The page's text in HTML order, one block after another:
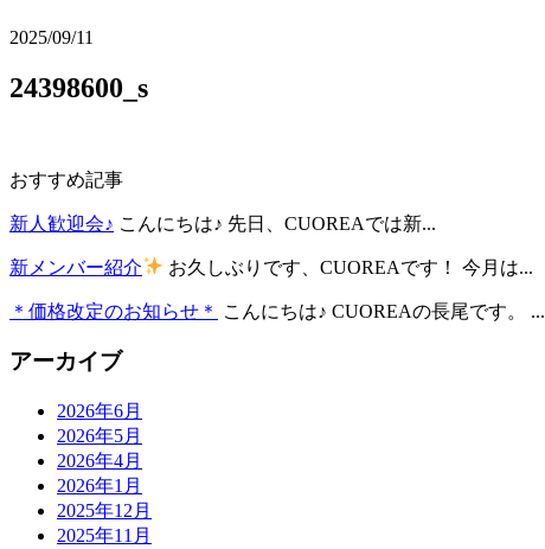
2025/09/11
24398600_s
おすすめ記事
新人歓迎会♪ こんにちは♪ 先日、CUOREAでは新...
新メンバー紹介 お久しぶりです、CUOREAです！ 今月は...
＊価格改定のお知らせ＊ こんにちは♪ CUOREAの長尾です。 ...
アーカイブ
2026年6月
2026年5月
2026年4月
2026年1月
2025年12月
2025年11月